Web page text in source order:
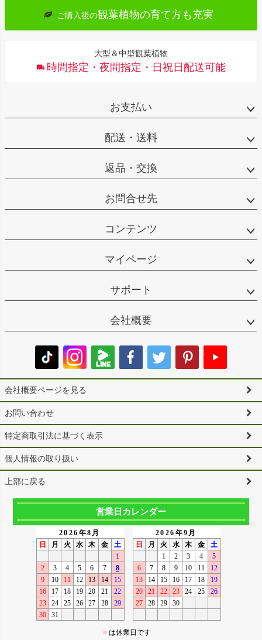
ご購入後の観葉植物の育て方も充実
大型＆中型観葉植物
時間指定・夜間指定・日祝日配送可能
お支払い
配送・送料
返品・交換
お問合せ先
コンテンツ
マイページ
サポート
会社概要
会社概要ページを見る
お問い合わせ
特定商取引法に基づく表示
個人情報の取り扱い
上部に戻る
営業日カレンダー